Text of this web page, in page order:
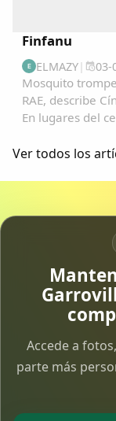
Finfanu
E ELMAZY| 03-
Mosquito
RAE, describe
En lugares del
transformación
Ver todos los
Accede a
parte más